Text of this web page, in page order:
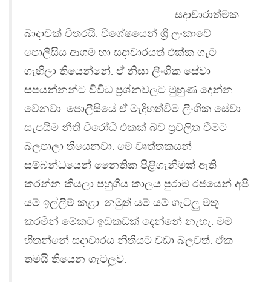
සදාචාරාත්මක
බාදාවක් විතරයි. විශේෂයෙන් ශ්‍රී ලංකාවේ
පොලීසිය ආගම හා සදාචාරයත් එක්ක ගැට
ගැහිලා තියෙන්නේ. ඒ නිසා ලිංගික සේවා
සපයන්නන්ට විවිධ ප්‍රශ්නවලට මුහුණ දෙන්න
වෙනවා. පොලීසියේ ඒ මැදිහත්වීම ලිංගික සේවා
සැපයීම නීති විරෝධී එකක් බව ප්‍රචලිත වීමට
බලපාලා තියෙනවා. මේ වෘත්තකයන්
සම්බන්ධයෙන් නෛතික පිළිගැනීමක් ඇති
කරන්න කියලා පහුගිය කාලය පුරාම රජයෙන් අපි
යම් ඉල්ලීම් කළා. නමුත් යම් යම් ගැටලු මතු
කරමින් මේකට ඉඩකඩක් දෙන්නේ නැහැ. මම
හිතන්නේ සදාචාරය නීතියට වඩා බලවත්. ඒක
තමයි තියෙන ගැටලුව.